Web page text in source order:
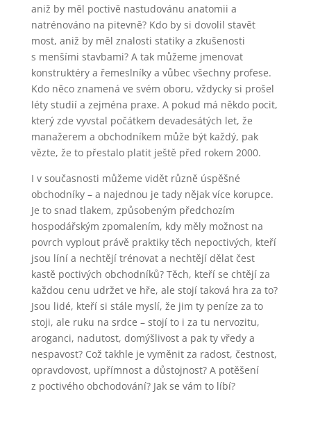
aniž by měl poctivě nastudovánu anatomii a
natrénováno na pitevně? Kdo by si dovolil stavět
most, aniž by měl znalosti statiky a zkušenosti
s menšími stavbami? A tak můžeme jmenovat
konstruktéry a řemeslníky a vůbec všechny profese.
Kdo něco znamená ve svém oboru, vždycky si prošel
léty studií a zejména praxe. A pokud má někdo pocit,
který zde vyvstal počátkem devadesátých let, že
manažerem a obchodníkem může být každý, pak
vězte, že to přestalo platit ještě před rokem 2000.
I v současnosti můžeme vidět různě úspěšné
obchodníky – a najednou je tady nějak více korupce.
Je to snad tlakem, způsobeným předchozím
hospodářským zpomalením, kdy měly možnost na
povrch vyplout právě praktiky těch nepoctivých, kteří
jsou líní a nechtějí trénovat a nechtějí dělat čest
kastě poctivých obchodníků? Těch, kteří se chtějí za
každou cenu udržet ve hře, ale stojí taková hra za to?
Jsou lidé, kteří si stále myslí, že jim ty peníze za to
stoji, ale ruku na srdce – stojí to i za tu nervozitu,
aroganci, nadutost, domýšlivost a pak ty vředy a
nespavost? Což takhle je vyměnit za radost, čestnost,
opravdovost, upřímnost a důstojnost? A potěšení
z poctivého obchodování? Jak se vám to líbí?